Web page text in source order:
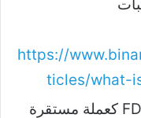
https://
ticles/what-
مقال توضيحي آخر عن FDUSD كعملة مستقرة